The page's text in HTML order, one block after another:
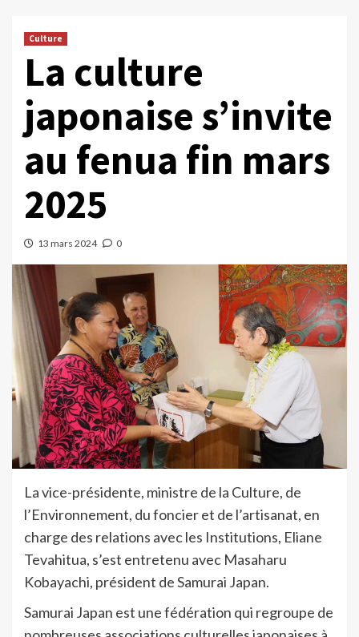
Culture
La culture
japonaise s’invite
au fenua fin mars
2025
13 mars 2024 0
La vice-présidente, ministre de la Culture, de
l’Environnement, du foncier et de l’artisanat, en
charge des relations avec les Institutions, Eliane
Tevahitua, s’est entretenu avec Masaharu
Kobayachi, président de Samurai Japan.
Samurai Japan est une fédération qui regroupe de